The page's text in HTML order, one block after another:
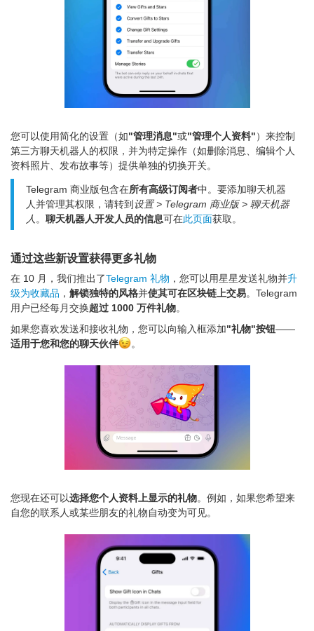
您可以使用简化的设置（如"管理消息"或"管理个人资料"）来控制
第三方聊天机器人的权限，并为特定操作（如删除消息、编辑个人
资料照片、发布故事等）提供单独的切换开关。
Telegram 商业版包含在所有高级订阅者中。要添加聊天机器
人并管理其权限，请转到 设置 > Telegram 商业版 > 聊天机器
人 。 聊天机器人开发人员的信息可在此页面获取。
通过这些新设置获得更多礼物
在 10 月，我们推出了Telegram 礼物 ，您可以用星星发送礼物并升
级为收藏品 ， 解锁独特的风格并使其可在区块链上交易。Telegram
用户已经每月交换超过 1000 万件礼物。
如果您喜欢发送和接收礼物，您可以向输入框添加"礼物"按钮——
适用于您和您的聊天伙伴
。
您现在还可以选择您个人资料上显示的礼物。例如，如果您希望来
自您的联系人或某些朋友的礼物自动变为可见。